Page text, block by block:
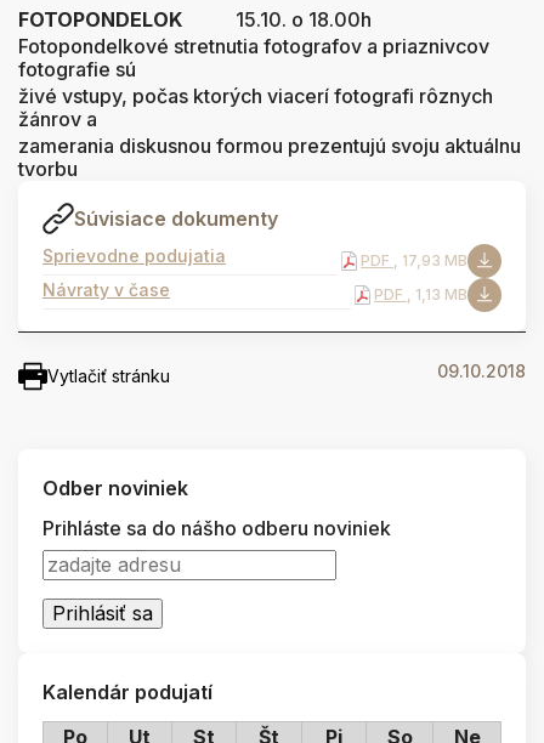
FOTOPONDELOK
15.10. o 18.00h
Fotopondelkové stretnutia fotografov a priaznivcov
fotografie sú
živé vstupy, počas ktorých viacerí fotografi rôznych
žánrov a
zamerania diskusnou formou prezentujú svoju aktuálnu
tvorbu
Súvisiace dokumenty
Sprievodne podujatia PDF , 17,93 MB
Návraty v čase PDF , 1,13 MB
Vytlačiť stránku 09.10.2018
Odber noviniek
Prihláste sa do nášho odberu noviniek
Kalendár podujatí
Po
Ut St Št Pi So Ne